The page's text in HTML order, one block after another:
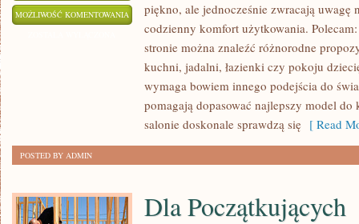
MOŻLIWOŚĆ KOMENTOWANIA OŚWIETLENIE
piękno, ale jednocześnie zwracają uwagę
codzienny komfort użytkowania.
stronie można znaleźć różnorodne
kuchni, jadalni, łazienki czy pokoju
wymaga bowiem innego podejścia do
pomagają dopasować najlepszy model
salonie doskonale sprawdzą się [ Read
POSTED BY ADMIN
Dla Początkujących